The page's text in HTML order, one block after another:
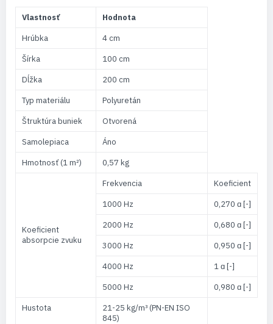
Vlastnosť
Hodnota
Hrúbka
4 cm
Šírka
100 cm
Dĺžka
200 cm
Typ materiálu
Polyuretán
Štruktúra buniek
Otvorená
Samolepiaca
Áno
Hmotnosť (1 m²)
0,57 kg
Koeficient
absorpcie zvuku
Frekvencia
Koeficient
1000 Hz
0,270 ɑ [-]
2000 Hz
0,680 ɑ [-]
3000 Hz
0,950 ɑ [-]
4000 Hz
1 ɑ [-]
5000 Hz
0,980 ɑ [-]
Hustota
21-25 kg/m³ (PN-EN ISO
845)